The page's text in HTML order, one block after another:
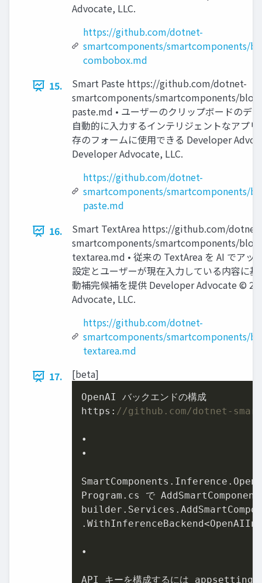
Advocate, LLC.
https://github.com/dotnet-
smartcomponents/smartcomponents/
combobox.md
15.
Smart Paste https://github.com/dotnet-
smartcomponents/smartcomponents/
paste.md • ユーザーのクリップボードのデ
⾃動的に入⼒するインテリジェントなアプ
存のフォームに使用できる Developer
Developer Advocate, LLC.
https://github.com/dotnet-
smartcomponents/smartcomponents/
paste.md
16.
Smart TextArea https://github.com/dotnet-
smartcomponents/smartcomponents/
textarea.md • 従来の TextArea を AI でアッ
設定とユーザーが現在入⼒している内容に
動補完候補を提供 Developer Advocate ©︎
Advocate, LLC.
https://github.com/dotnet-
smartcomponents/smartcomponents/
textarea.md
17.
[beta]
OpenAI バックエンドの構成
https: //github.com/dotnet-
•
•
SmartComponents.Inference.OpenAI
Program.cs で AddSmartComponents
•